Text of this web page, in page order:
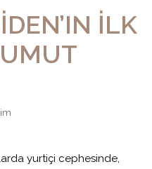
İLK
yurtiçi cephesinde,